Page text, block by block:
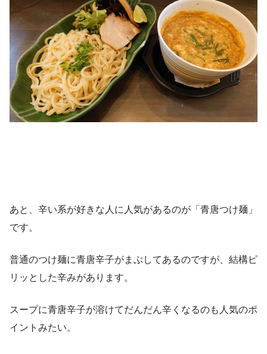
あと、辛い系が好きな人に人気があるのが「青唐つけ麺」
です。
普通のつけ麺に青唐辛子がまぶしてあるのですが、結構ピ
リッとした辛みがあります。
スープに青唐辛子が溶けてだんだん辛くなるのも人気のポ
イントみたい。